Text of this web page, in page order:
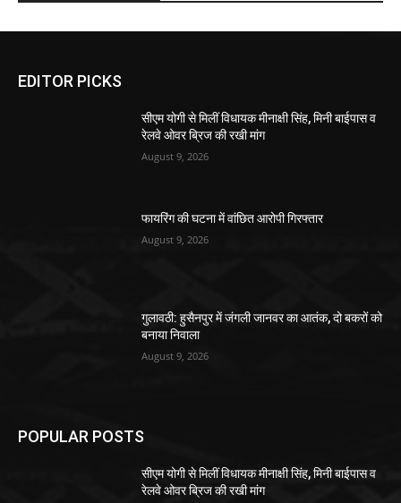
EDITOR PICKS
सीएम योगी से मिलीं विधायक मीनाक्षी सिंह, मिनी बाईपास व
रेलवे ओवर ब्रिज की रखी मांग
August 9, 2026
फायरिंग की घटना में वांछित आरोपी गिरफ्तार
August 9, 2026
गुलावठी: हुसैनपुर में जंगली जानवर का आतंक, दो बकरों को
बनाया निवाला
August 9, 2026
POPULAR POSTS
सीएम योगी से मिलीं विधायक मीनाक्षी सिंह, मिनी बाईपास व
रेलवे ओवर ब्रिज की रखी मांग